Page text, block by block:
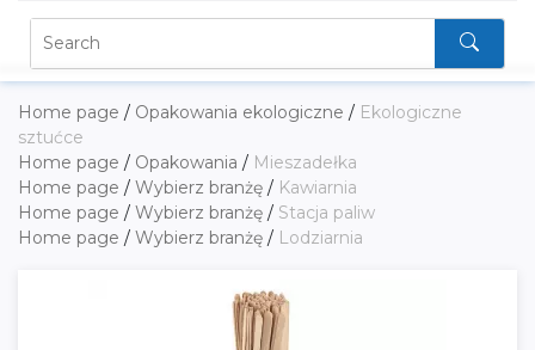
Home page / Opakowania ekologiczne / Ekologiczne
sztućce
Home page / Opakowania / Mieszadełka
Home page / Wybierz branżę / Kawiarnia
Home page / Wybierz branżę / Stacja paliw
Home page / Wybierz branżę / Lodziarnia